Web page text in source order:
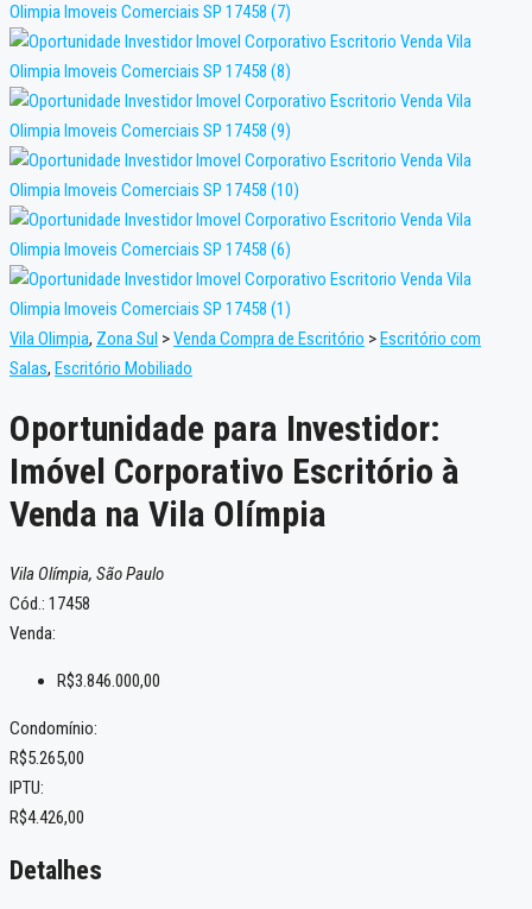
Vila Olimpia, Zona Sul >Venda Compra de Escritório >Escritório com
Salas, Escritório Mobiliado
Oportunidade para Investidor:
Imóvel Corporativo Escritório à
Venda na Vila Olímpia
Vila Olímpia, São Paulo
Cód.: 17458
Venda:
R$3.846.000,00
Condomínio:
R$5.265,00
IPTU:
R$4.426,00
Detalhes